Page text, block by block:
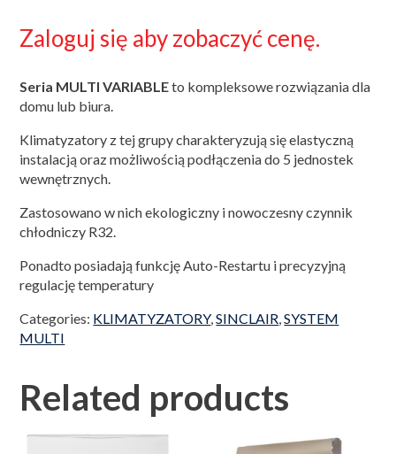
Zaloguj się aby zobaczyć cenę.
Seria MULTI VARIABLEto kompleksowe rozwiązania dla
domu lub biura.
Klimatyzatory z tej grupy charakteryzują się elastyczną
instalacją oraz możliwością podłączenia do 5 jednostek
wewnętrznych.
Zastosowano w nich ekologiczny i nowoczesny czynnik
chłodniczy R32.
Ponadto posiadają funkcję Auto-Restartu i precyzyjną
regulację temperatury
Categories: KLIMATYZATORY,SINCLAIR ,SYSTEM
MULTI
Related products